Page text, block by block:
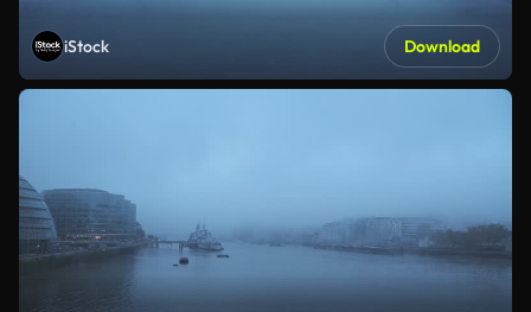
iStock Download